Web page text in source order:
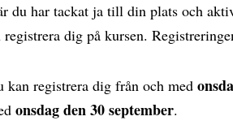
du har tackat ja till din plats och
registrera dig på kursen.
kan registrera dig från och med
onsdagden 30 september.